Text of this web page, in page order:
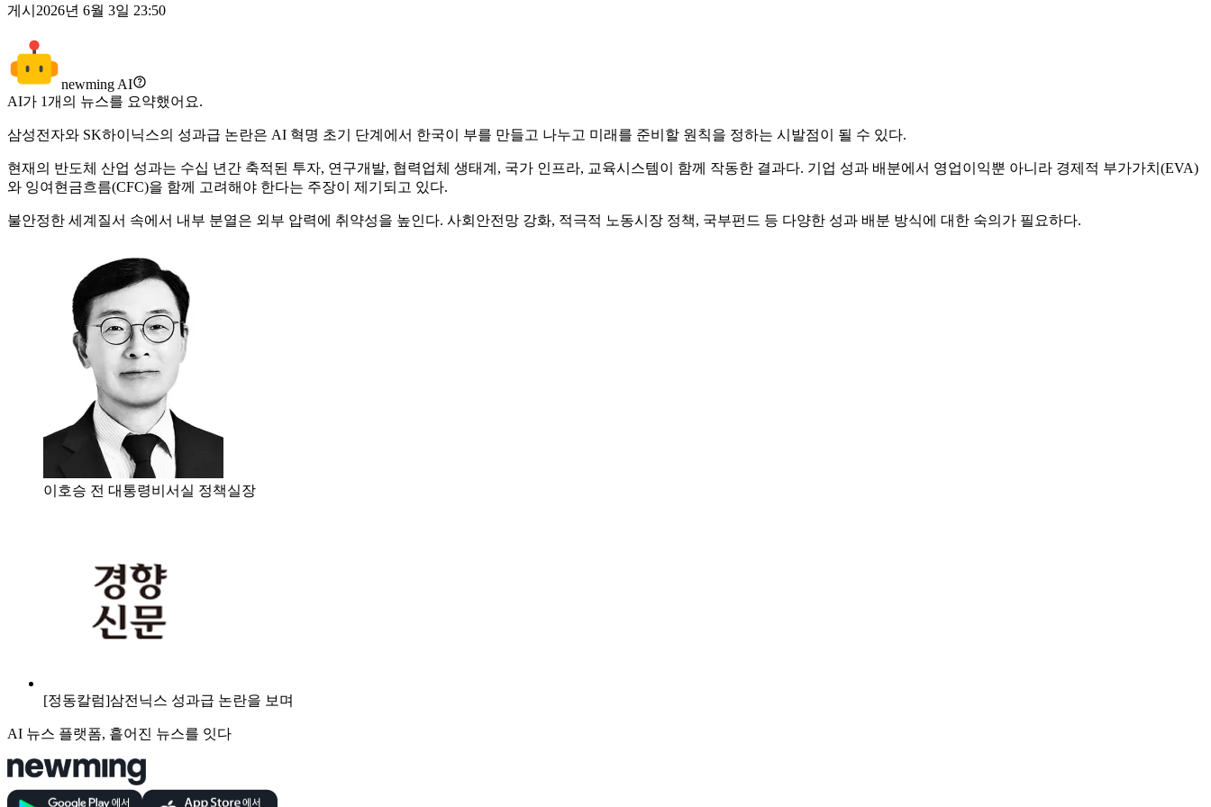
게시 2026년 6월 3일 23:50
newming AI
AI가 1개의 뉴스를 요약했어요.
삼성전자와 SK하이닉스의 성과급 논란은 AI 혁명 초기 단계에서 한국이 부를 만들고 나누고 미래를 준비할 원칙을 정하는 시발점이 될 수 있다.
현재의 반도체 산업 성과는 수십 년간 축적된 투자, 연구개발, 협력업체 생태계, 국가 인프라, 교육시스템이 함께 작동한 결과다. 기업 성과 배분에서 영업이익뿐 아니라 경제적 부가가치(EVA)
와 잉여현금흐름(CFC)을 함께 고려해야 한다는 주장이 제기되고 있다.
불안정한 세계질서 속에서 내부 분열은 외부 압력에 취약성을 높인다. 사회안전망 강화, 적극적 노동시장 정책, 국부펀드 등 다양한 성과 배분 방식에 대한 숙의가 필요하다.
이호승 전 대통령비서실 정책실장
[정동칼럼]삼전닉스 성과급 논란을 보며
AI 뉴스 플랫폼, 흩어진 뉴스를 잇다